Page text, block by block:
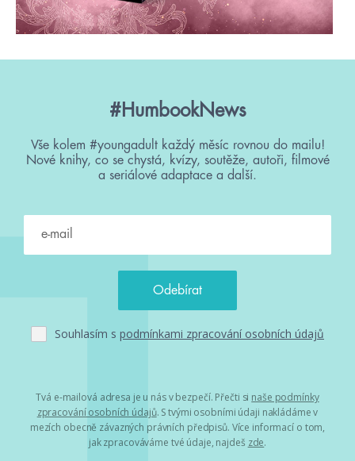
#HumbookNews
Vše kolem #youngadult každý měsíc rovnou do mailu!
Nové knihy, co se chystá, kvízy, soutěže, autoři, filmové
a seriálové adaptace a další.
Souhlasím s podmínkami zpracování osobních údajů
Tvá e-mailová adresa je u nás v bezpečí. Přečti si naše podmínky
zpracování osobních údajů. S tvými osobními údaji nakládáme v
mezích obecně závazných právních předpisů. Více informací o tom,
jak zpracováváme tvé údaje, najdeš zde.